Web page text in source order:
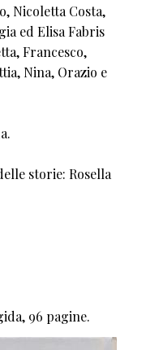
Nicoletta Costa,
ed Elisa Fabris
Francesco,
Nina, Orazio e
storie: Rosella
96 pagine.